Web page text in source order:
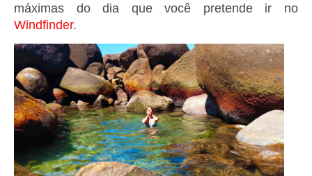
máximas do dia que você pretende ir no
Windfinder.